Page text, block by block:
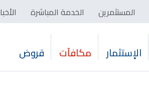
المستثمرين الخدمة المباشرة
الإستثمار مكافآت قروض